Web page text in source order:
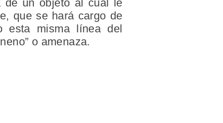
de un objeto al cual le
que se hará cargo de
esta misma línea del
o amenaza.